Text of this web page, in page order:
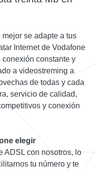
mejor se adapte a tus
Internet de Vodafone
constante y
a videostreming a
de todas y cada
servicio de calidad,
y conexión
elegir
ADSL con nosotros, lo
tu número y te